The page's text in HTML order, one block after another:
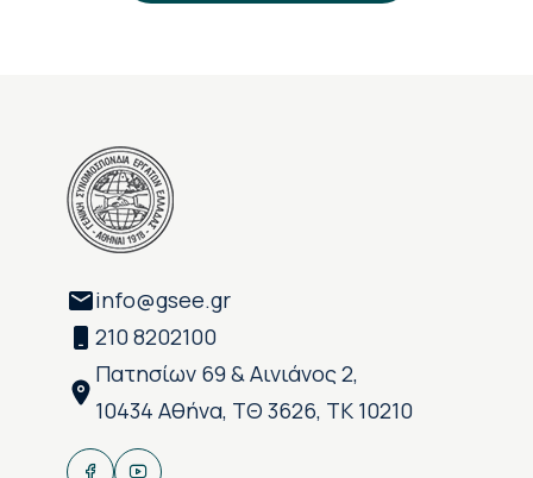
info@gsee.gr
210 8202100
Πατησίων 69 & Αινιάνος 2,
10434 Αθήνα, ΤΘ 3626, ΤΚ 10210